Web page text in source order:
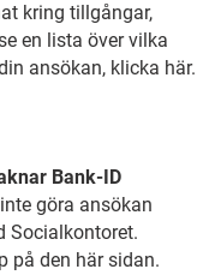
kring tillgångar,
en lista över vilka
ansökan, klicka här.
Bank-ID
göra ansökan
Socialkontoret.
på den här sidan.